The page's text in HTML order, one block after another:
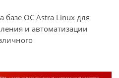
ОС Astra Linux для
и автоматизации